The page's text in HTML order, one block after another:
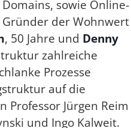
sowie Online-
Gründer der Wohnwert
, 50 Jahre und Denny
zahlreiche
Prozesse
auf die
Professor Jürgen Reim
und Ingo Kalweit.